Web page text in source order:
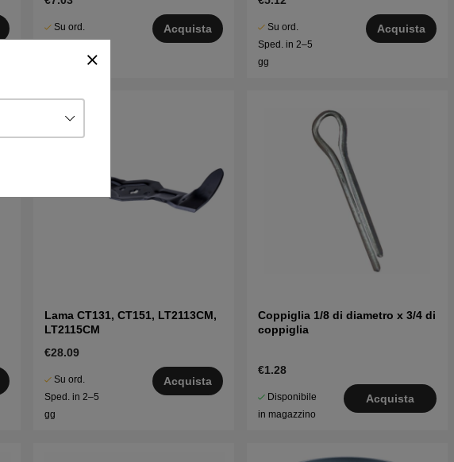
Su ord.
Acquista
Su ord.
Sped. in 2–5
gg
Acquista
Lama CT131, CT151, LT2113CM,
LT2115CM
€28.09
Su ord.
Sped. in 2–5
gg
Acquista
Coppiglia 1/8 di diametro x 3/4 di
coppiglia
€1.28
Disponibile
in magazzino
Acquista